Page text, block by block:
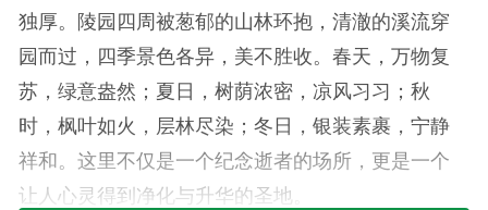
独厚。陵园四周被葱郁的山林环抱，清澈的溪流穿
园而过，四季景色各异，美不胜收。春天，万物复
苏，绿意盎然；夏日，树荫浓密，凉风习习；秋
时，枫叶如火，层林尽染；冬日，银装素裹，宁静
祥和。这里不仅是一个纪念逝者的场所，更是一个
让人心灵得到净化与升华的圣地。